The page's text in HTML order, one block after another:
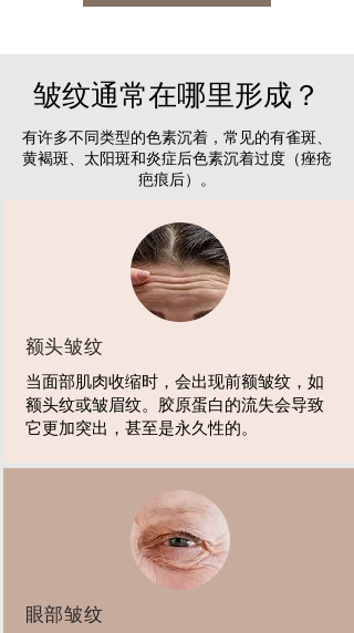
皱纹通常在哪里形成？
有许多不同类型的色素沉着，常见的有雀斑、
黄褐斑、太阳斑和炎症后色素沉着过度（痤疮
疤痕后）。
额头皱纹
当面部肌肉收缩时，会出现前额皱纹，如
额头纹或皱眉纹。胶原蛋白的流失会导致
它更加突出，甚至是永久性的。
眼部皱纹